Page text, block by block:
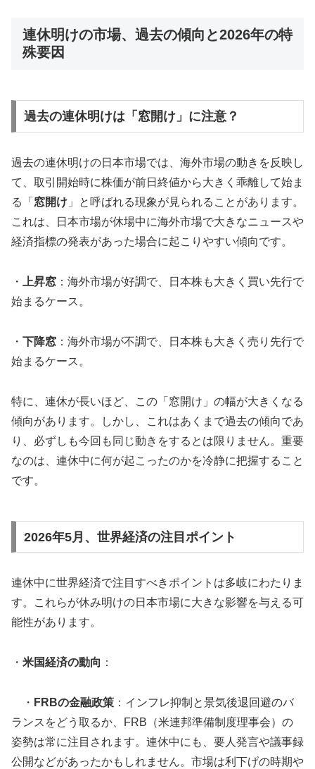
連休明けの市場、過去の傾向と2026年の特
殊要因
過去の連休明けは「窓開け」に注意？
過去の連休明けの日本市場では、海外市場の動きを反映し
て、取引開始時に株価が前日終値から大きく乖離して始ま
る「 窓開け 」と呼ばれる現象が見られることがあります。
これは、日本市場が休場中に海外市場で大きなニュースや
経済指標の発表があった場合に起こりやすい傾向です。
・ 上昇窓 ：海外市場が好調で、日本株も大きく買い先行で
始まるケース。
・ 下降窓 ：海外市場が不調で、日本株も大きく売り先行で
始まるケース。
特に、連休が長いほど、この「窓開け」の幅が大きくなる
傾向があります。しかし、これはあくまで過去の傾向であ
り、必ずしも今回も同じ動きをするとは限りません。重要
なのは、連休中に何が起こったのかを冷静に把握すること
です。
2026年5月、世界経済の注目ポイント
連休中に世界経済で注目すべきポイントは多岐にわたりま
す。これらが休み明けの日本市場に大きな影響を与える可
能性があります。
・ 米国経済の動向 ：
・ FRBの金融政策 ：インフレ抑制と景気後退回避のバ
ランスをどう取るか、FRB（米連邦準備制度理事会）の
姿勢は常に注目されます。連休中にも、要人発言や議事録
公開などがあったかもしれません。市場は利下げの時期や